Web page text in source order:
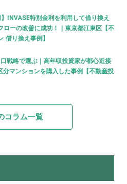
】INVASE特別金利を利用して借り換え
ローの改善に成功！｜東京都江東区【不
借り換え事例】
戦略で選ぶ｜高年収投資家が都心近接
分マンションを購入した事例【不動産投
コラム一覧